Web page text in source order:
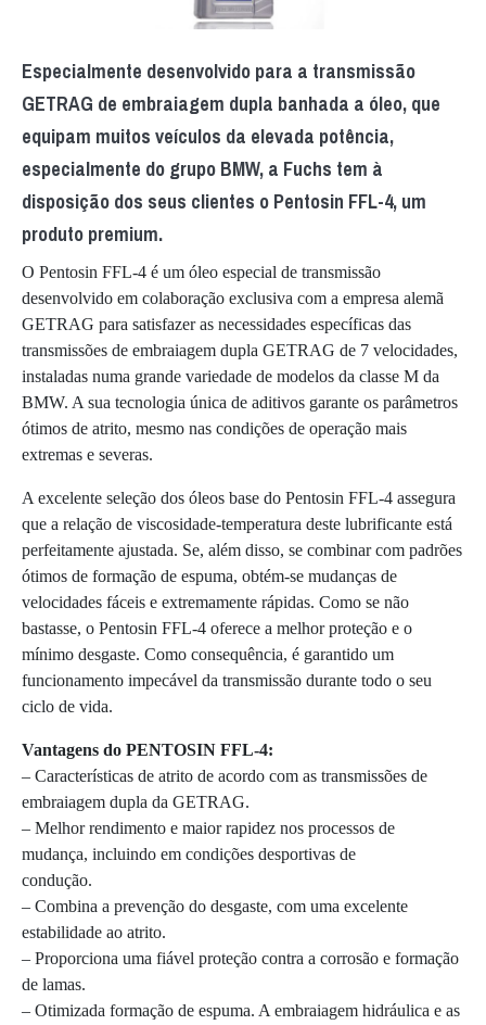
Especialmente desenvolvido para a transmissão
GETRAG de embraiagem dupla banhada a óleo, que
equipam muitos veículos da elevada potência,
especialmente do grupo BMW, a Fuchs tem à
disposição dos seus clientes o Pentosin FFL-4, um
produto premium.
O Pentosin FFL-4 é um óleo especial de transmissão
desenvolvido em colaboração exclusiva com a empresa alemã
GETRAG para satisfazer as necessidades específicas das
transmissões de embraiagem dupla GETRAG de 7 velocidades,
instaladas numa grande variedade de modelos da classe M da
BMW. A sua tecnologia única de aditivos garante os parâmetros
ótimos de atrito, mesmo nas condições de operação mais
extremas e severas.
A excelente seleção dos óleos base do Pentosin FFL-4 assegura
que a relação de viscosidade-temperatura deste lubrificante está
perfeitamente ajustada. Se, além disso, se combinar com padrões
ótimos de formação de espuma, obtém-se mudanças de
velocidades fáceis e extremamente rápidas. Como se não
bastasse, o Pentosin FFL-4 oferece a melhor proteção e o
mínimo desgaste. Como consequência, é garantido um
funcionamento impecável da transmissão durante todo o seu
ciclo de vida.
Vantagens do PENTOSIN FFL-4:
– Características de atrito de acordo com as transmissões de
embraiagem dupla da GETRAG.
– Melhor rendimento e maior rapidez nos processos de
mudança, incluindo em condições desportivas de
condução.
– Combina a prevenção do desgaste, com uma excelente
estabilidade ao atrito.
– Proporciona uma fiável proteção contra a corrosão e formação
de lamas.
– Otimizada formação de espuma. A embraiagem hidráulica e as